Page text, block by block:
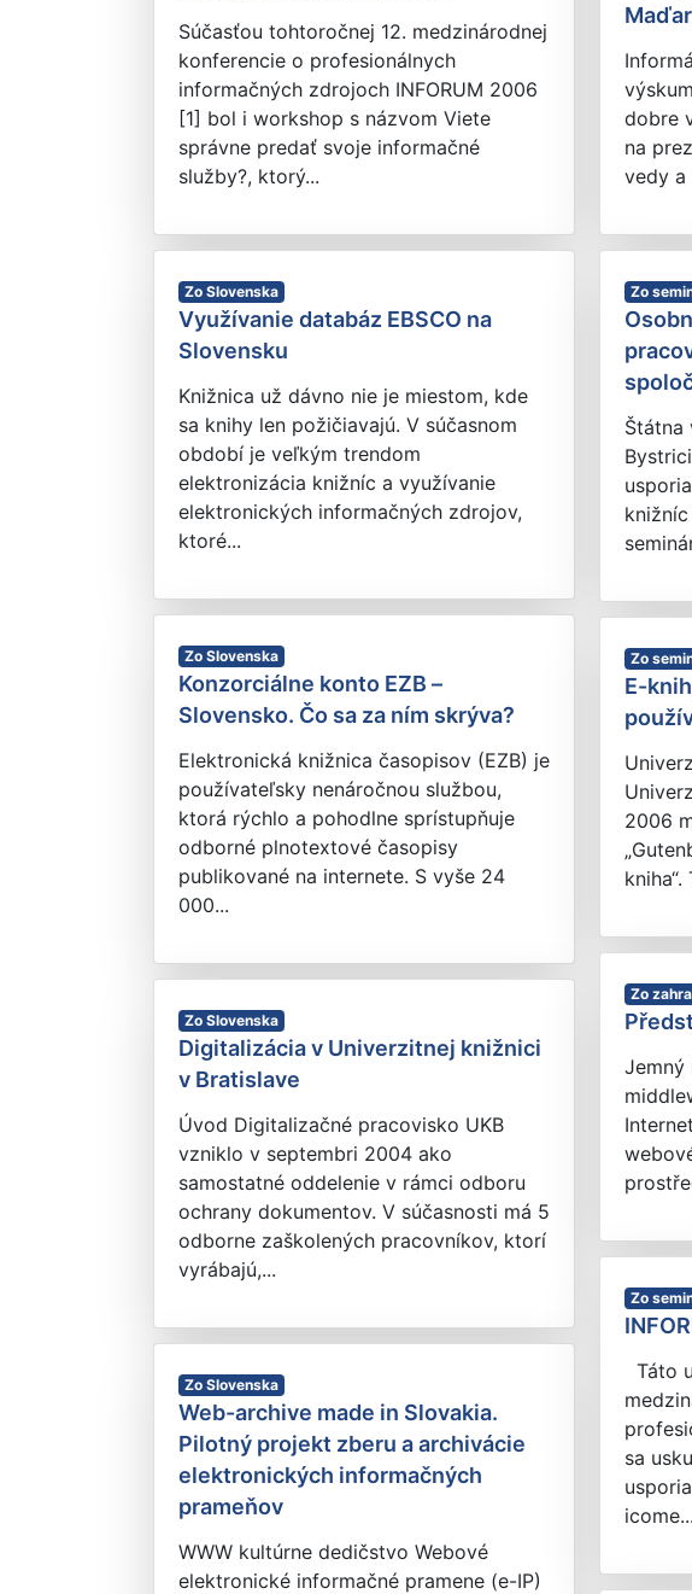
Súčasťou tohtoročnej 12. medzinárodnej
konferencie o profesionálnych
informačných zdrojoch INFORUM 2006
[1] bol i workshop s názvom Viete
správne predať svoje informačné
služby?, ktorý...
Zo Slovenska
Využívanie databáz EBSCO na
Slovensku
Knižnica už dávno nie je miestom, kde
sa knihy len požičiavajú. V súčasnom
období je veľkým trendom
elektronizácia knižníc a využívanie
elektronických informačných zdrojov,
ktoré...
Zo Slovenska
Konzorciálne konto EZB –
Slovensko. Čo sa za ním skrýva?
Elektronická knižnica časopisov (EZB) je
používateľsky nenáročnou službou,
ktorá rýchlo a pohodlne sprístupňuje
odborné plnotextové časopisy
publikované na internete. S vyše 24
000...
Zo Slovenska
Digitalizácia v Univerzitnej knižnici
v Bratislave
Úvod Digitalizačné pracovisko UKB
vzniklo v septembri 2004 ako
samostatné oddelenie v rámci odboru
ochrany dokumentov. V súčasnosti má 5
odborne zaškolených pracovníkov, ktorí
vyrábajú,...
Zo Slovenska
Web-archive made in Slovakia.
Pilotný projekt zberu a archivácie
elektronických informačných
prameňov
WWW kultúrne dedičstvo Webové
elektronické informačné pramene (e-IP)
dobre
na
vedy a
Zo
Štátna
Zo
E-
2006
Zo
Jemný
Zo
Táto
sa
icome...